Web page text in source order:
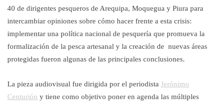
40 de dirigentes pesqueros de Arequipa, Moquegua y Piura para
intercambiar opiniones sobre cómo hacer frente a esta crisis:
implementar una política nacional de pesquería que promueva la
formalización de la pesca artesanal y la creación de nuevas áreas
protegidas fueron algunas de las principales conclusiones.
La pieza audiovisual fue dirigida por el periodista Jerónimo
Centurión y tiene como objetivo poner en agenda las múltiples